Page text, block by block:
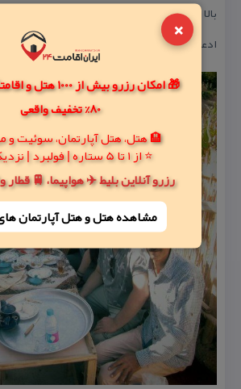
×
🎁 امکان رزرو بیش از
80% تخفیف واقعی
🏨 هتل، هتل آپارتمان، سوئیت و
⭐ از 1 تا 5 ستاره | فولبرد | نزدیک حرم
رزرو آنلاین بلیط ✈️ هواپیما، 🚆
مشاهده هتل و هتل‌ آپارتمان
بالا رقم زنیم. پیشنهاد می كنیم شبی را در این
ادعا را محك بزنید.